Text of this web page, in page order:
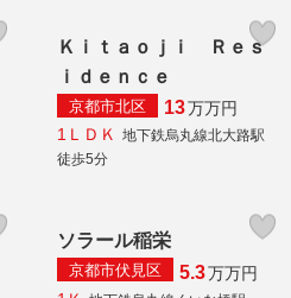
Ｋｉｔａｏｊｉ Ｒｅｓ
ｉｄｅｎｃｅ
京都市北区 13万万円
1ＬＤＫ 地下鉄烏丸線北大路駅
徒歩5分
ソラール稲栄
京都市伏見区 5.3万万円